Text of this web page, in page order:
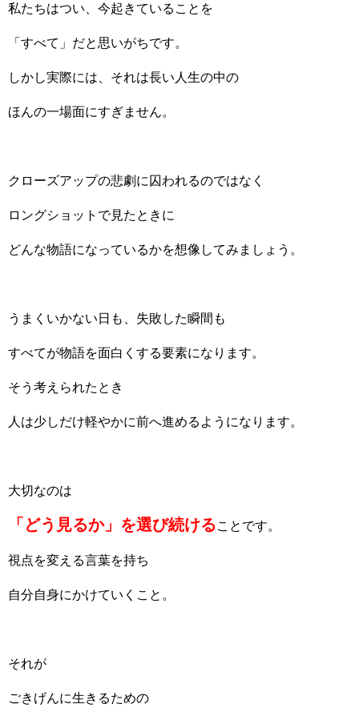
私たちはつい、今起きていることを
「すべて」だと思いがちです。
しかし実際には、それは長い人生の中の
ほんの一場面にすぎません。
クローズアップの悲劇に囚われるのではなく
ロングショットで見たときに
どんな物語になっているかを想像してみましょう。
うまくいかない日も、失敗した瞬間も
すべてが物語を面白くする要素になります。
そう考えられたとき
人は少しだけ軽やかに前へ進めるようになります。
大切なのは
「どう見るか」を選び続けることです。
視点を変える言葉を持ち
自分自身にかけていくこと。
それが
ごきげんに生きるための